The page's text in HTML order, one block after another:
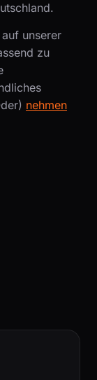
unserer
zu
nehmen